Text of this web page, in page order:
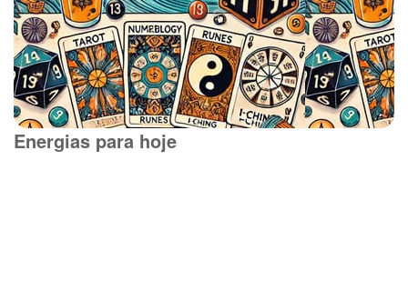
Energias para hoje